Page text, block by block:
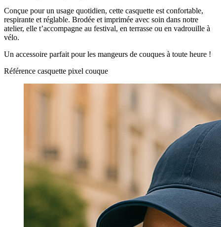
Conçue pour un usage quotidien, cette casquette est confortable,
respirante et réglable. Brodée et imprimée avec soin dans notre
atelier, elle t’accompagne au festival, en terrasse ou en vadrouille à
vélo.
Un accessoire parfait pour les mangeurs de couques à toute heure !
Référence casquette pixel couque